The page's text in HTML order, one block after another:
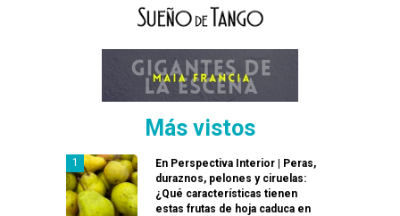
Más vistos
En Perspectiva Interior | Peras,
duraznos, pelones y ciruelas:
¿Qué características tienen
estas frutas de hoja caduca en